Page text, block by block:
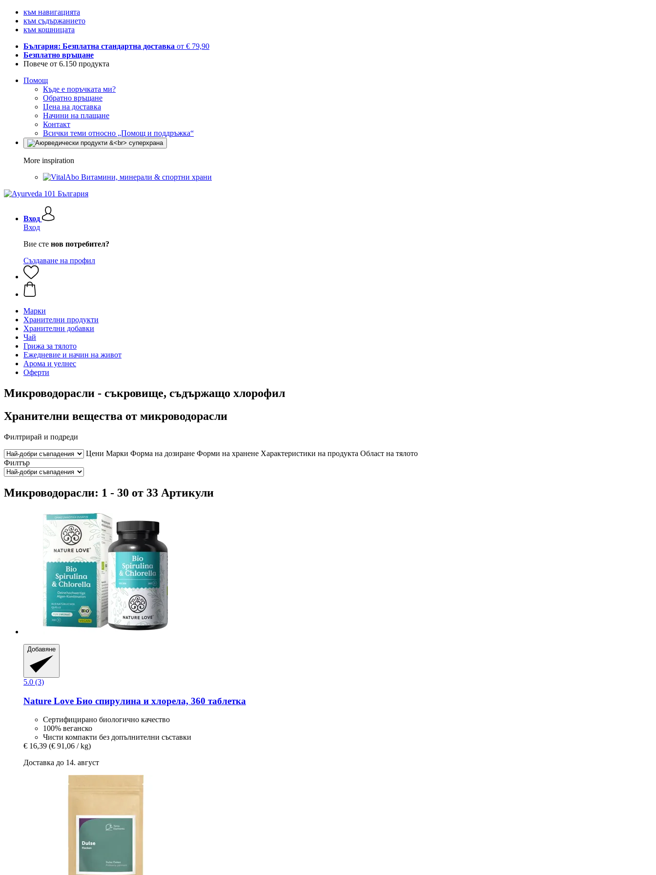
към навигацията
към съдържанието
към кошницата
България: Безплатна стандартна доставка от € 79,90
Безплатно връщане
Повече от 6.150 продукта
Помощ
Къде е поръчката ми?
Обратно връщане
Цена на доставка
Начини на плащане
Контакт
Всички теми относно „Помощ и поддръжка“
More inspiration
Витамини, минерали & спортни храни
Вход
Вход
Вие сте нов потребител?
Създаване на профил
Марки
Хранителни продукти
Хранителни добавки
Чай
Грижа за тялото
Ежедневие и начин на живот
Арома и уелнес
Оферти
Микроводорасли - съкровище, съдържащо хлорофил
Хранителни вещества от микроводорасли
Филтрирай и подреди
Цени Марки Форма на дозиране Форми на хранене Характеристики на продукта Област на тялото
Филтър
Микроводорасли: 1 - 30 от 33 Артикули
Добавяне
5.0 (3)
Nature Love Био спирулина и хлорела, 360 таблетка
Сертифицирано биологично качество
100% веганско
Чисти компакти без допълнителни съставки
€ 16,39 (€ 91,06 / kg)
Доставка до 14. август